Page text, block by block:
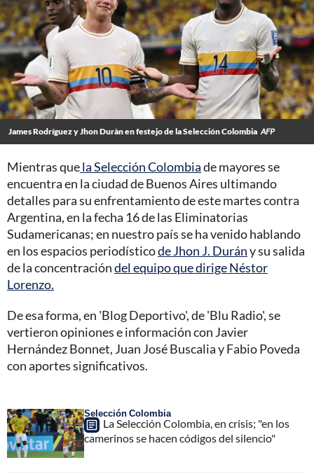
James Rodríguez y Jhon Duràn en festejo de la Selección Colombia AFP
Mientras quela Selección Colombiade mayores se
encuentra en la ciudad de Buenos Aires ultimando
detalles para su enfrentamiento de este martes contra
Argentina, en la fecha 16 de las Eliminatorias
Sudamericanas; en nuestro país se ha venido hablando
en los espacios periodísticode Jhon J. Durány su salida
de la concentracióndel equipo que dirige Néstor
Lorenzo.
De esa forma, en 'Blog Deportivo', de 'Blu Radio', se
vertieron opiniones e información con Javier
Hernández Bonnet, Juan José Buscalia y Fabio Poveda
con aportes significativos.
Selección Colombia
La Selección Colombia, en crisis; "en los
camerinos se hacen códigos del silencio"